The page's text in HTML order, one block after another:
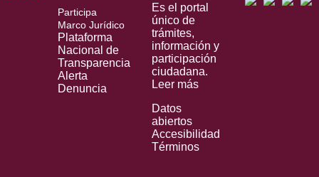
Participa
Marco Jurídico
Plataforma
Nacional de
Transparencia
Alerta
Denuncia
Es el portal
único de
trámites,
información y
participación
ciudadana.
Leer más
Datos
abiertos
Accesibilidad
Términos